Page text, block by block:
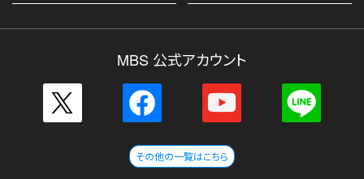
MBS 公式アカウント
その他の一覧はこちら